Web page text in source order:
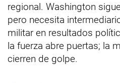
regional. Washington
pero necesita
militar en resultados
la fuerza abre puertas; la
cierren de golpe.